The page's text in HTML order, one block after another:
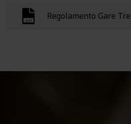
Regolamento Gare